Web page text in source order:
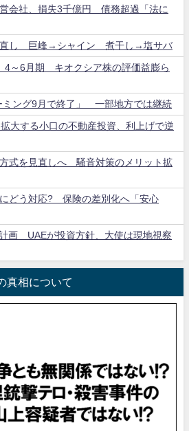
営会社、損失3千億円 債務超過「法に
直し 巨峰→シャイン 煮干し→塩サバ
4～6月期 キオクシア株の評価益膨ら
ミング9月で終了」 一部地方では継続
大する小口の不動産投資、利上げで逆
式を見直しへ 騒音対策のメリット拡
どう対応? 保険の差別化へ「安心
画 UAEが投資方針、大使は現地視察
真相について